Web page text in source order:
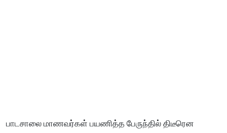
பாடசாலை மாணவர்கள் பயணித்த பேருந்தில் திடீரென